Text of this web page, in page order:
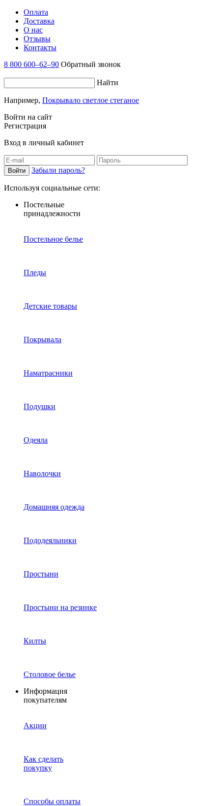
Оплата
Доставка
О нас
Отзывы
Контакты
8 800 600–62–90 Обратный звонок
Найти
Например, Покрывало светлое стеганое
Войти на сайт
Регистрация
Вход в личный кабинет
Забыли пароль?
Используя социальные сети:
Постельные
принадлежности
Постельное белье
Пледы
Детские товары
Покрывала
Наматрасники
Подушки
Одеяла
Наволочки
Домашняя одежда
Пододеяльники
Простыни
Простыни на резинке
Килты
Столовое белье
Информация
покупателям
Акции
Как сделать
покупку
Способы оплаты